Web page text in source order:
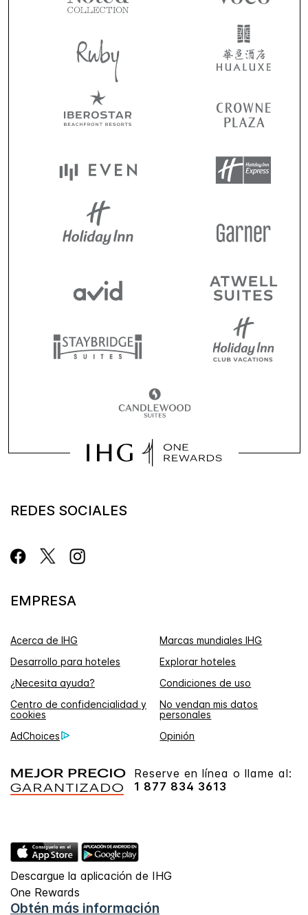
REDES SOCIALES
EMPRESA
Acerca de IHG
Marcas mundiales IHG
Desarrollo para hoteles
Explorar hoteles
¿Necesita ayuda?
Condiciones de uso
Centro de confidencialidad y
cookies
No vendan mis datos
personales
AdChoices
Opinión
Reserve en línea o llame al:
1 877 834 3613
Descargue la aplicación de IHG
One Rewards
Obtén más información